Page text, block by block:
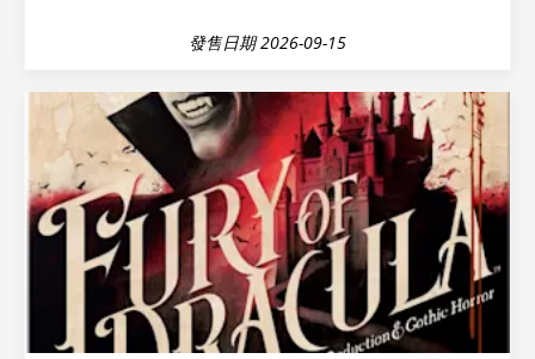
發售日期 2026-09-15